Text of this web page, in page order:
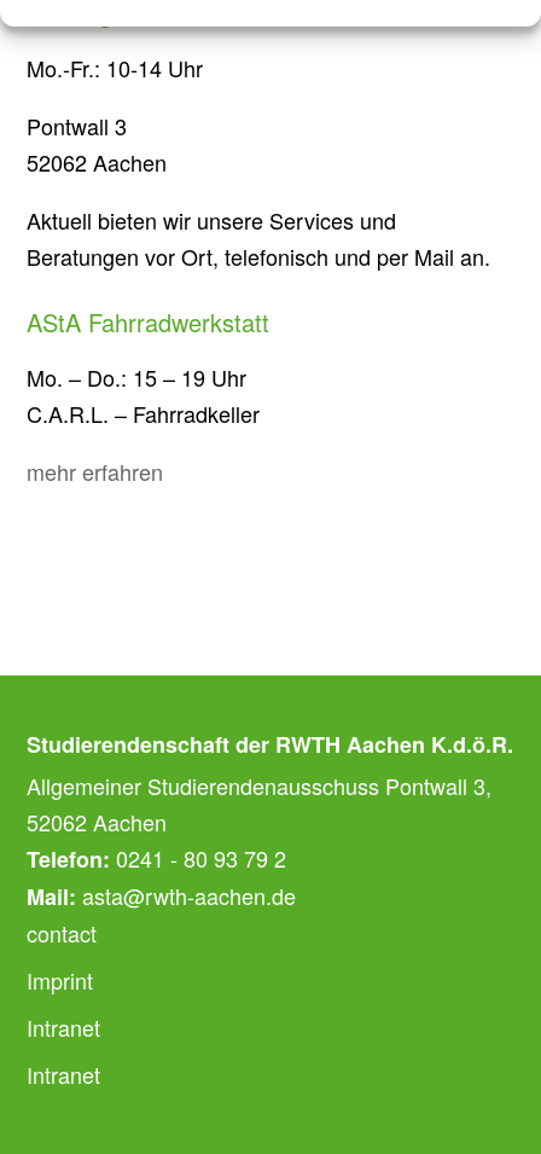
Mo.-Fr.: 10-14 Uhr
Pontwall 3
52062 Aachen
Aktuell bieten wir unsere Services und
Beratungen vor Ort, telefonisch und per Mail an.
AStA Fahrradwerkstatt
Mo. – Do.: 15 – 19 Uhr
C.A.R.L. – Fahrradkeller
mehr erfahren
Studierendenschaft der RWTH Aachen K.d.ö.R.
Allgemeiner Studierendenausschuss Pontwall 3,
52062 Aachen
Telefon: 0241 - 80 93 79 2
Mail: asta@rwth-aachen.de
contact
Imprint
Intranet
Intranet